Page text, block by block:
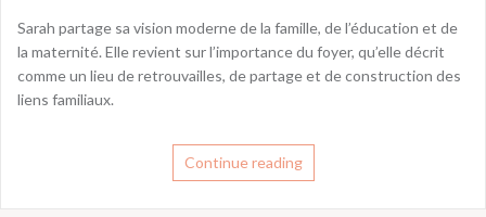
Sarah partage sa vision moderne de la famille, de l’éducation et de
la maternité. Elle revient sur l’importance du foyer, qu’elle décrit
comme un lieu de retrouvailles, de partage et de construction des
liens familiaux.
Continue reading